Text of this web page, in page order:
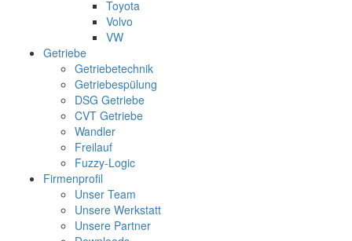
Toyota
Volvo
VW
Getriebe
Getriebetechnik
Getriebespülung
DSG Getriebe
CVT Getriebe
Wandler
Freilauf
Fuzzy-Logic
Firmenprofil
Unser Team
Unsere Werkstatt
Unsere Partner